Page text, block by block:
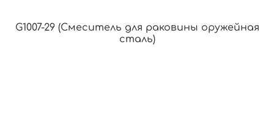
G1007-29 (Смеситель для раковины оружейная
сталь)